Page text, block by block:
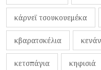
κάρνεϊ τσουκουεμέκα
κβαρατσκέλια κενάν
κετσπάγια κηφισιά